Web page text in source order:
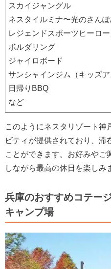
スカイジャングル
ネスタイルミナ〜光のさんぽ
レジェンドスポーツヒーロ
ボルダリング
ジャイロボード
サンシャインジム（キッズア
日帰りBBQ
など
このようにネスタリゾート神
ビティが提供されており、滞
ことができます。お好みやご
しながら最高の休日を楽しみ
兵庫のおすすめコテー
キャンプ場